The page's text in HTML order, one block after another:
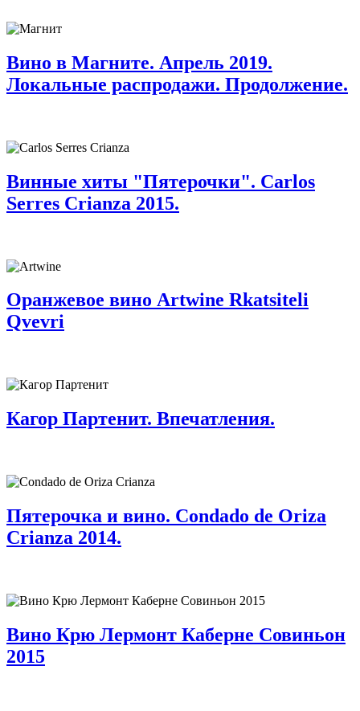
Вино в Магните. Апрель 2019.
Локальные распродажи. Продолжение.
Винные хиты "Пятерочки". Carlos
Serres Crianza 2015.
Оранжевое вино Artwine Rkatsiteli
Qvevri
Кагор Партенит. Впечатления.
Пятерочка и вино. Condado de Oriza
Crianza 2014.
Вино Крю Лермонт Каберне Совиньон
2015